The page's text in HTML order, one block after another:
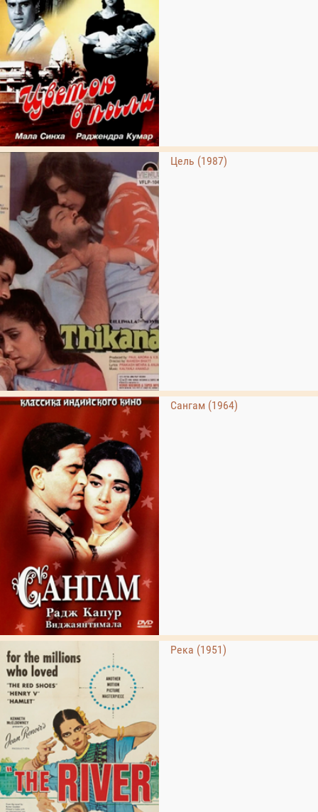
Цель (1987)
Сангам (1964)
Река (1951)